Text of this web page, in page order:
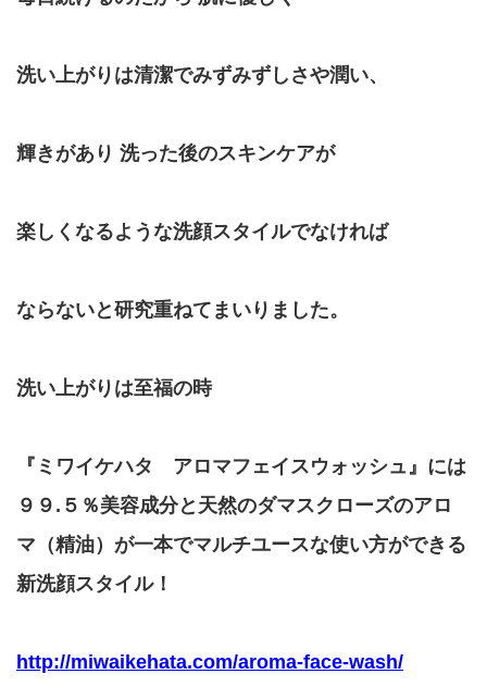
洗い上がりは清潔でみずみずしさや潤い、
輝きがあり 洗った後のスキンケアが
楽しくなるような洗顔スタイルでなければ
ならないと研究重ねてまいりました。
洗い上がりは至福の時
『ミワイケハタ アロマフェイスウォッシュ』には
９９.５％美容成分と天然のダマスクローズのアロ
マ（精油）が一本でマルチユースな使い方ができる
新洗顔スタイル！
http://miwaikehata.com/aroma-face-wash/